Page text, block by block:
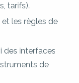
tarifs).
les règles de
des interfaces
de